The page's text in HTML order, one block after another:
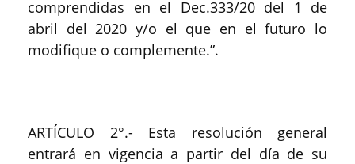
comprendidas en el Dec.333/20 del 1 de
abril del 2020 y/o el que en el futuro lo
modifique o complemente.”.
ARTÍCULO 2°.- Esta resolución general
entrará en vigencia a partir del día de su